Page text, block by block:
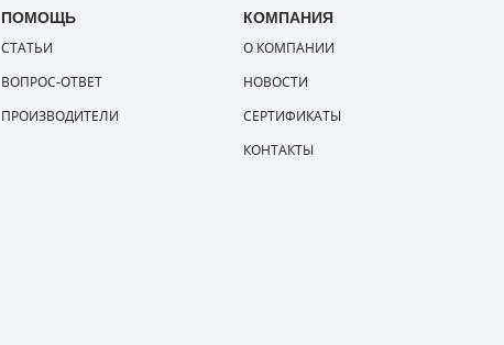
ПОМОЩЬ
СТАТЬИ
ВОПРОС-ОТВЕТ
ПРОИЗВОДИТЕЛИ
КОМПАНИЯ
О КОМПАНИИ
НОВОСТИ
СЕРТИФИКАТЫ
КОНТАКТЫ